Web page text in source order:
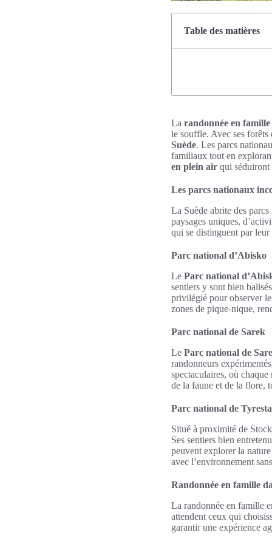
Table des matières
La randonnée en
le souffle. Avec ses forêts
Suède. Les parcs
familiaux tout en
en plein air qui séduiront
Les parcs nationaux
La Suède abrite des
paysages uniques,
qui se distinguent par
Parc national d’Abisko
Le Parc national
sentiers y sont bien
privilégié pour observer
zones de pique-nique,
Parc national de Sarek
Le Parc national de
randonneurs
spectaculaires, où
de la faune et de la flore,
Parc national de Tyresta
Situé à proximité de
Ses sentiers bien
peuvent explorer la
avec l’environnement
Randonnée en famille
La randonnée en famille
attendent ceux qui
garantir une expérience